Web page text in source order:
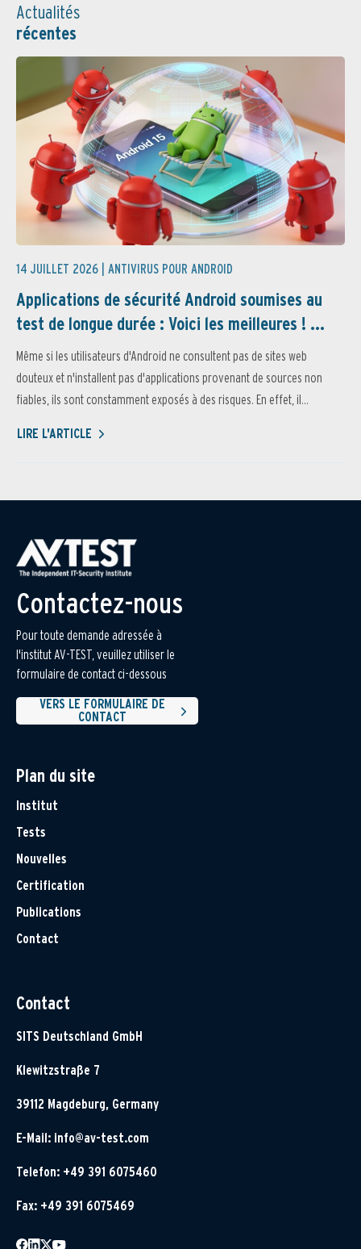
Actualités
récentes
14 JUILLET 2026 | ANTIVIRUS POUR ANDROID
Applications de sécurité Android soumises au
test de longue durée : Voici les meilleures ! ...
Même si les utilisateurs d'Android ne consultent pas de sites web
douteux et n'installent pas d'applications provenant de sources non
fiables, ils sont constamment exposés à des risques. En effet, il...
LIRE L'ARTICLE
Contactez-nous
Pour toute demande adressée à
l'institut AV-TEST, veuillez utiliser le
formulaire de contact ci-dessous
VERS LE FORMULAIRE DE
CONTACT
Plan du site
Institut
Tests
Nouvelles
Certification
Publications
Contact
Contact
SITS Deutschland GmbH
Klewitzstraße 7
39112 Magdeburg, Germany
E-Mail: info@av-test.com
Telefon: +49 391 6075460
Fax: +49 391 6075469